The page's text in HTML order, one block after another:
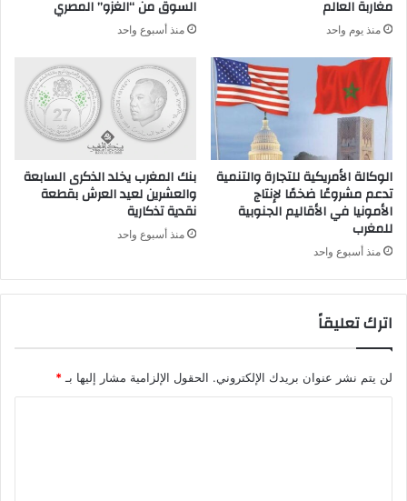
مغاربة العالم
منذ يوم واحد
السوق من “الغزو” المصري
منذ أسبوع واحد
الوكالة الأمريكية للتجارة والتنمية
تدعم مشروعًا ضخمًا لإنتاج
الأمونيا في الأقاليم الجنوبية
للمغرب
منذ أسبوع واحد
بنك المغرب يخلد الذكرى السابعة
والعشرين لعيد العرش بقطعة
نقدية تذكارية
منذ أسبوع واحد
اترك تعليقاً
لن يتم نشر عنوان بريدك الإلكتروني. الحقول الإلزامية مشار إليها بـ *